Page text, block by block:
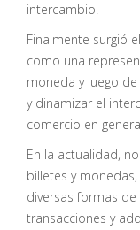
intercambio.
Finalmente surgió
como una
moneda y luego
y dinamizar el
comercio en
En la actualidad,
billetes y
diversas formas
transacciones y